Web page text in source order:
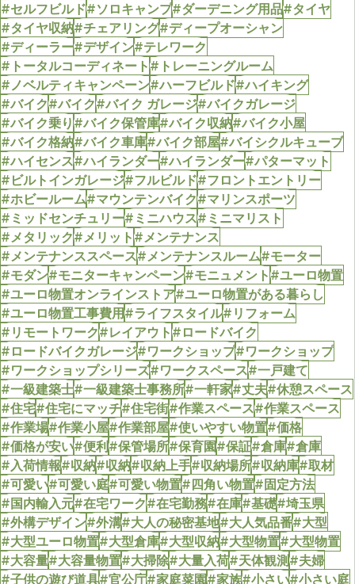
#セルフビルド#ソロキャンプ#ダーデニング用品#タイヤ
#タイヤ収納#チェアリング#ディープオーシャン
#ディーラー#デザイン#テレワーク
#トータルコーディネート#トレーニングルーム
#ノベルティキャンペーン#ハーフビルド#ハイキング
#バイク#バイク#バイク ガレージ#バイクガレージ
#バイク乗り#バイク保管庫#バイク収納#バイク小屋
#バイク格納#バイク車庫#バイク部屋#バイシクルキューブ
#ハイセンス#ハイランダー#ハイランダー#パターマット
#ビルトインガレージ#フルビルド#フロントエントリー
#ホビールーム#マウンテンバイク#マリンスポーツ
#ミッドセンチュリー#ミニハウス#ミニマリスト
#メタリック#メリット#メンテナンス
#メンテナンススペース#メンテナンスルーム#モーター
#モダン#モニターキャンペーン#モニュメント#ユーロ物置
#ユーロ物置オンラインストア#ユーロ物置がある暮らし
#ユーロ物置工事費用#ライフスタイル#リフォーム
#リモートワーク#レイアウト#ロードバイク
#ロードバイクガレージ#ワークショップ#ワークショップ
#ワークショップシリーズ#ワークスペース#一戸建て
#一級建築士#一級建築士事務所#一軒家#丈夫#休憩スペース
#住宅#住宅にマッチ#住宅街#作業スペース#作業スペース
#作業場#作業小屋#作業部屋#使いやすい物置#価格
#価格が安い#便利#保管場所#保育園#保証#倉庫#倉庫
#入荷情報#収納#収納#収納上手#収納場所#収納庫#取材
#可愛い#可愛い庭#可愛い物置#四角い物置#固定方法
#国内輸入元#在宅ワーク#在宅勤務#在庫#基礎#埼玉県
#外構デザイン#外溝#大人の秘密基地#大人気品番#大型
#大型ユーロ物置#大型倉庫#大型収納#大型物置#大型物置
#大容量#大容量物置#大掃除#大量入荷#天体観測#夫婦
#子供の遊び道具#官公庁#家庭菜園#家族#小さい#小さい庭